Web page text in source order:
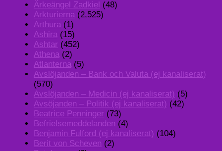
Ärkeängel Zadkiel (48)
Arkturierna (2,525)
Arthura (1)
Ashira (15)
Ashtar (452)
Athena (2)
Atlanterna (5)
Avslöjanden – Bank och Valuta (ej kanaliserat)
(570)
Avslöjanden – Medicin (ej kanaliserat) (5)
Avsöjanden – Politik (ej kanaliserat) (42)
Beatrice Penninger (73)
Befrielsemeddelanden (4)
Benjamin Fulford (ej kanaliserat) (104)
Berit von Scheven (2)